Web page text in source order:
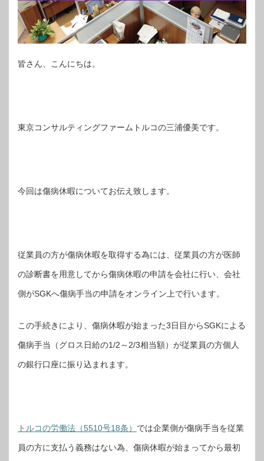
皆さん、こんにちは。
東京コンサルティングファームトルコの三浦優美です。
今回は傷病休暇についてお伝え致します。
従業員の方が傷病休暇を取得する為には、従業員の方が医師
の診断書を用意してから傷病休暇の申請を会社に行い、会社
側がSGKへ傷病手当の申請をオンライン上で行います。
この手続きにより、傷病休暇が始まった3日目からSGKによる
傷病手当（グロス日給の1/2～2/3相当額）が従業員の方個人
の銀行口座に振り込まれます。
トルコの労働法（5510号18条） では企業側が傷病手当を従業
員の方に支払う義務はない為、傷病休暇が始まってから最初